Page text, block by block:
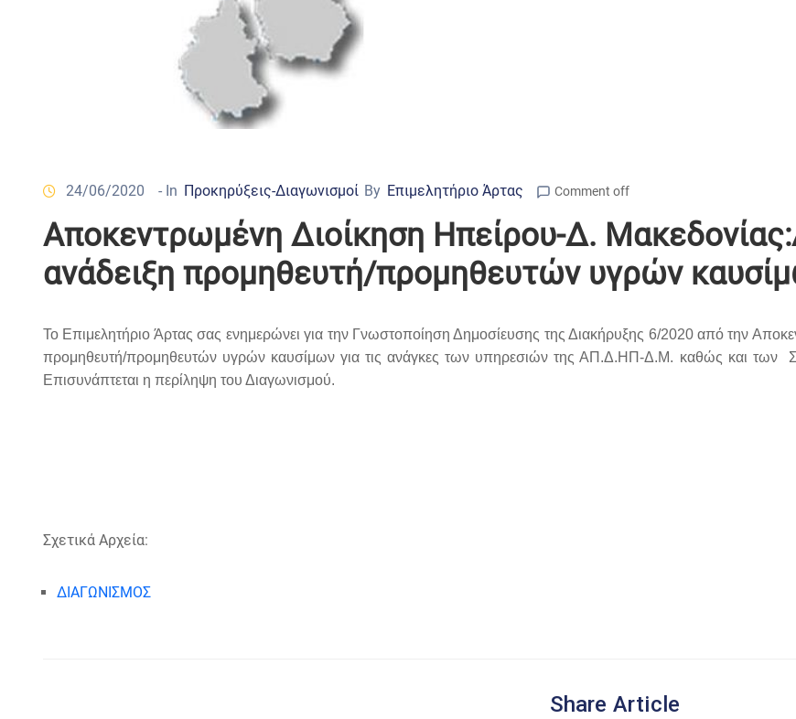
24/06/2020 - In Προκηρύξεις-Διαγωνισμοί By Επιμελητήριο Άρτας Comment off
Αποκεντρωμένη Διοίκηση Ηπείρου-Δ.
ανάδειξη προμηθευτή/προμηθευτών υγρών
Το Επιμελητήριο Άρτας σας ενημερώνει για την Γνωστοποίηση Δημοσίευσης της Διακήρυξης 6/2020 από την
προμηθευτή/προμηθευτών υγρών καυσίμων για τις ανάγκες των υπηρεσιών της ΑΠ.Δ.ΗΠ-Δ.Μ. καθώς και των
Επισυνάπτεται η περίληψη του Διαγωνισμού.
Σχετικά Αρχεία:
ΔΙΑΓΩΝΙΣΜΟΣ
Share Article